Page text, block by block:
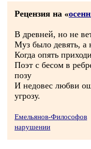
Рецензия на «
В древней, но не
Муз было девять, а
Когда опять
Поэт с бесом в
позу
И недовес любви
угрозу.
Емельянов-Философов
нарушении